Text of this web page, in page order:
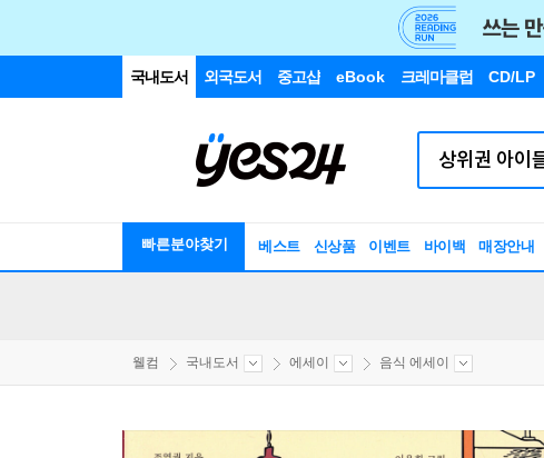
국내도서 외국도서 중고샵 eBook 크레마클럽 CD/LP
빠른분야찾기 베스트 신상품 이벤트 바이백 매장안내
웰컴 국내도서 에세이 음식 에세이